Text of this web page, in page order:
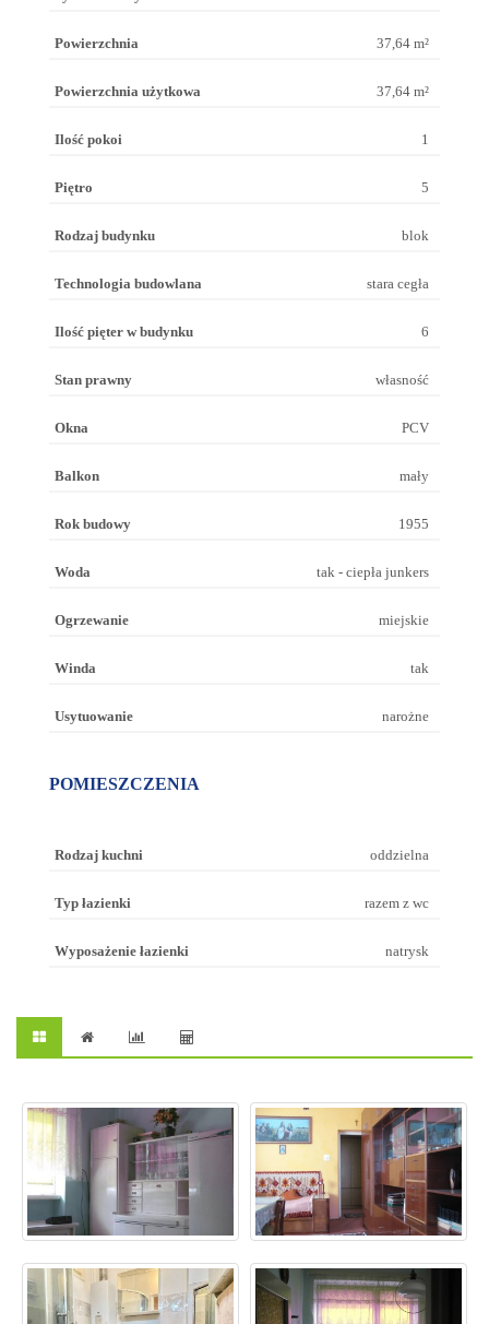
Powierzchnia 37,64 m²
Powierzchnia użytkowa 37,64 m²
Ilość pokoi 1
Piętro 5
Rodzaj budynku blok
Technologia budowlana stara cegła
Ilość pięter w budynku 6
Stan prawny własność
Okna PCV
Balkon mały
Rok budowy 1955
Woda tak - ciepła junkers
Ogrzewanie miejskie
Winda tak
Usytuowanie narożne
POMIESZCZENIA
Rodzaj kuchni oddzielna
Typ łazienki razem z wc
Wyposażenie łazienki natrysk